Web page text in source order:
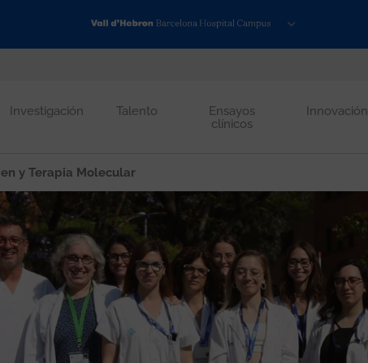
Investigación Talento
Ensayos
clínicos
Innovación
y Terapia Molecular